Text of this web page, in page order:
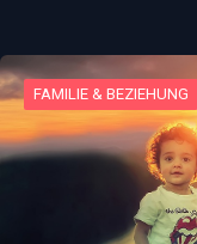
FAMILIE & BEZIEHUNG